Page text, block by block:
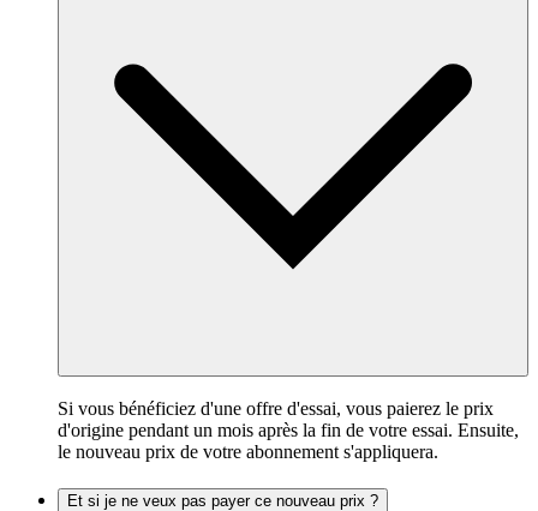
Si vous bénéficiez d'une offre d'essai, vous paierez le prix
d'origine pendant un mois après la fin de votre essai. Ensuite,
le nouveau prix de votre abonnement s'appliquera.
Et si je ne veux pas payer ce nouveau prix ?